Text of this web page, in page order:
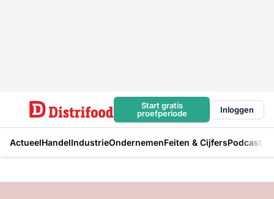
Start gratis
proefperiode
Inloggen
ActueelHandelIndustrieOndernemenFeiten & CijfersPodcast